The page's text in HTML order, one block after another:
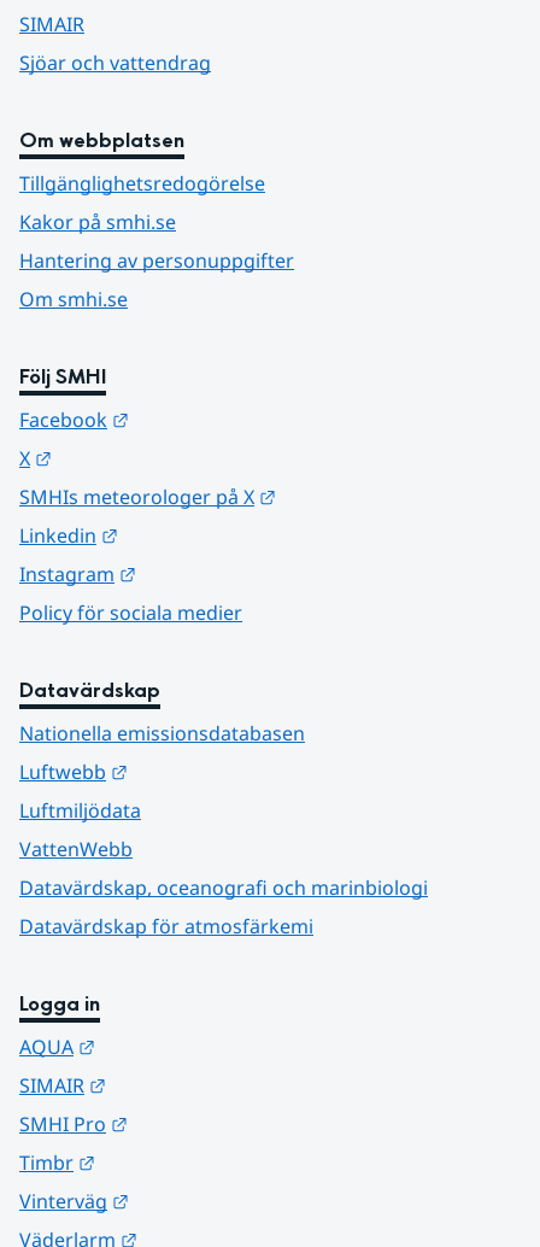
SIMAIR
Sjöar och vattendrag
Om webbplatsen
Tillgänglighetsredogörelse
Kakor på smhi.se
Hantering av personuppgifter
Om smhi.se
Följ SMHI
Facebook
X
SMHIs meteorologer på X
Linkedin
Instagram
Policy för sociala medier
Datavärdskap
Nationella emissionsdatabasen
Luftwebb
Luftmiljödata
VattenWebb
Datavärdskap, oceanografi och marinbiologi
Datavärdskap för atmosfärkemi
Logga in
AQUA
SIMAIR
SMHI Pro
Timbr
Vinterväg
Väderlarm